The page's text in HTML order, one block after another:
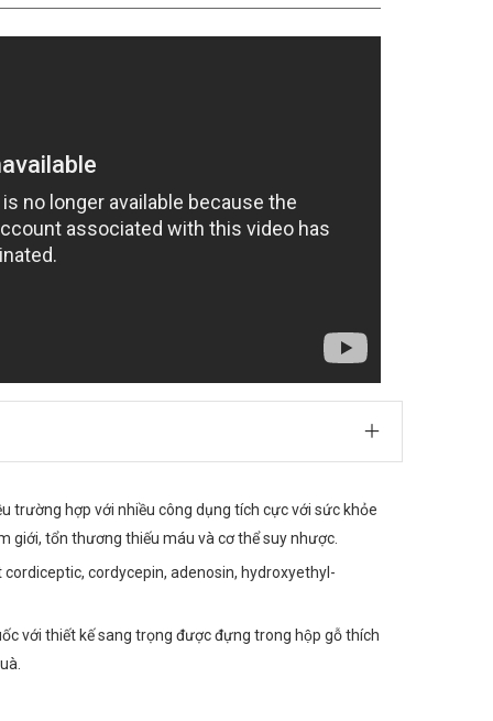
trường hợp với nhiều công dụng tích cực với sức khỏe
giới, tổn thương thiếu máu và cơ thể suy nhược.
cordycepin, adenosin, hydroxyethyl-
với thiết kế sang trọng được đựng trong hộp gỗ thích